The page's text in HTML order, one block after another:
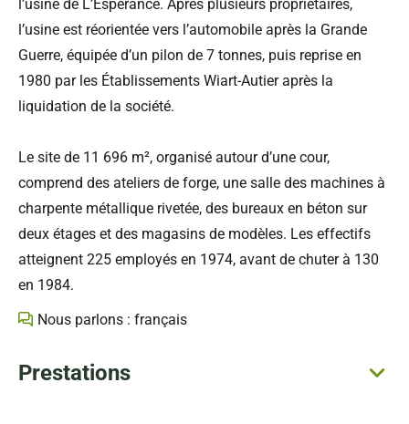
l’usine de L’Espérance. Après plusieurs propriétaires,
l’usine est réorientée vers l’automobile après la Grande
Guerre, équipée d’un pilon de 7 tonnes, puis reprise en
1980 par les Établissements Wiart-Autier après la
liquidation de la société.
Le site de 11 696 m², organisé autour d’une cour,
comprend des ateliers de forge, une salle des machines à
charpente métallique rivetée, des bureaux en béton sur
deux étages et des magasins de modèles. Les effectifs
atteignent 225 employés en 1974, avant de chuter à 130
en 1984.
Nous parlons : français
Prestations